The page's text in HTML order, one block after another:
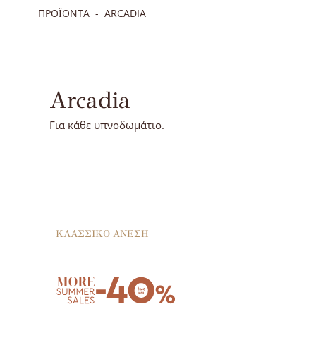
ΠΡΟΪΟΝΤΑ ARCADIA
Arcadia
Για κάθε υπνοδωμάτιο.
ΚΛΑΣΣΙΚΟ ΑΝΕΣΗ